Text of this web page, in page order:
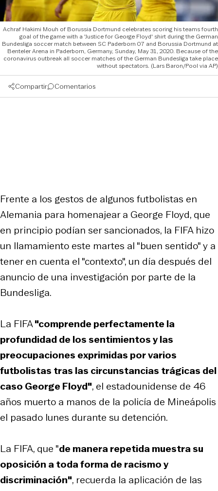
Achraf Hakimi Mouh of Borussia Dortmund celebrates scoring his teams fourth
goal of the game with a 'Justice for George Floyd' shirt during the German
Bundesliga soccer match between SC Paderborn 07 and Borussia Dortmund at
Benteler Arena in Paderborn, Germany, Sunday, May 31, 2020. Because of the
coronavirus outbreak all soccer matches of the German Bundesliga take place
without spectators. (Lars Baron/Pool via AP)
Compartir Comentarios
Frente a los gestos de algunos futbolistas en
Alemania para homenajear a George Floyd, que
en principio podían ser sancionados, la FIFA hizo
un llamamiento este martes al "buen sentido" y a
tener en cuenta el "contexto", un día después del
anuncio de una investigación por parte de la
Bundesliga.
La FIFA"comprende perfectamente la
profundidad de los sentimientos y las
preocupaciones exprimidas por varios
futbolistas tras las circunstancias trágicas del
caso George Floyd", el estadounidense de 46
años muerto a manos de la policía de Mineápolis
el pasado lunes durante su detención.
La FIFA, que "de manera repetida muestra su
oposición a toda forma de racismo y
discriminación", recuerda la aplicación de las